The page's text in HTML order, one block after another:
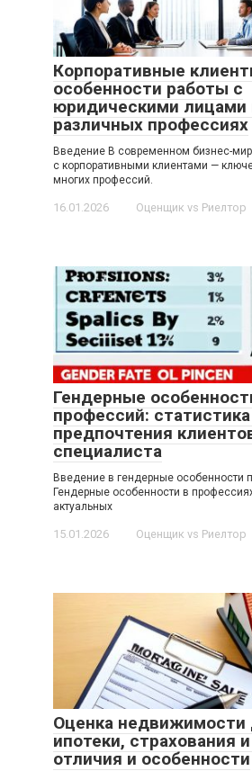
Корпоративные
особенности работы с
юридическими лицами
различных профессиях
Введение В современном бизнес-
с корпоративными клиентами —
многих профессий.
16.01.2026 Оценщик vs Риелтор
Гендерные
профессий:
предпочтения
специалиста
Введение в гендерные особенности
Гендерные особенности в
актуальных
15.01.2026 Оценщик vs Риелтор
Оценка недвижимости
ипотеки, страхования
отличия и особенности